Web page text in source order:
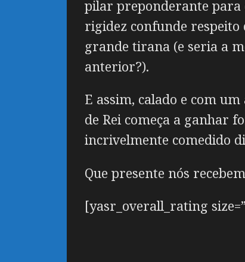
pilar preponderante para
rigidez confunde respeito
grande tirana (e seria a
anterior?).
E assim, calado e com
de Rei começa a ganhar
incrivelmente comedido
Que presente nós
[yasr_overall_rating